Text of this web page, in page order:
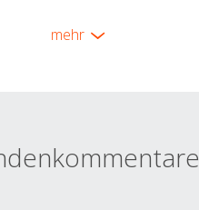
mehr